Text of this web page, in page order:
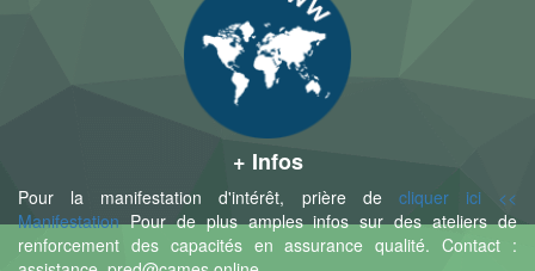
+ Infos
Pour la manifestation d'intérêt, prière de cliquer ici <<
ManifestationPour de plus amples infos sur des ateliers de
renforcement des capacités en assurance qualité. Contact :